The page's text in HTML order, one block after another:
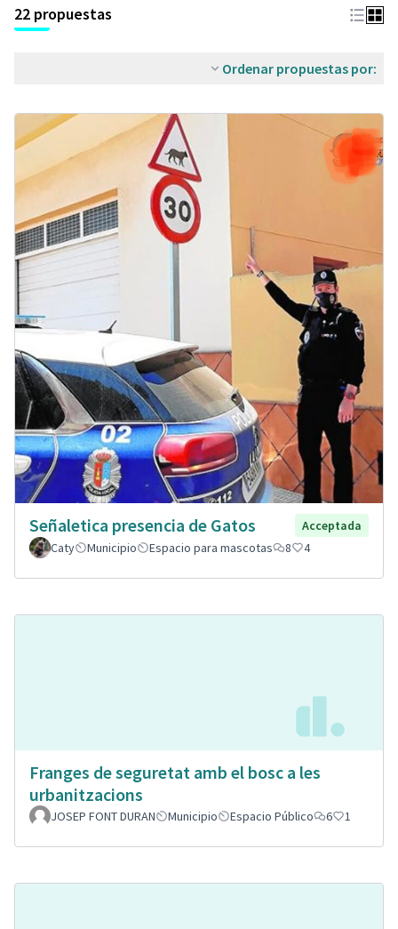
22 propuestas
Ordenar propuestas por:
Señaletica presencia de Gatos
Acceptada
Caty
Municipio Espacio para mascotas 8 4
Franges de seguretat amb el bosc a les
urbanitzacions
JOSEP FONT DURAN Municipio Espacio Público 6 1